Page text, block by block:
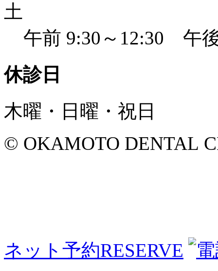
土
午前 9:30～12:30 午
休診日
木曜・日曜・祝日
© OKAMOTO DENTAL
ネット予約RESERVE